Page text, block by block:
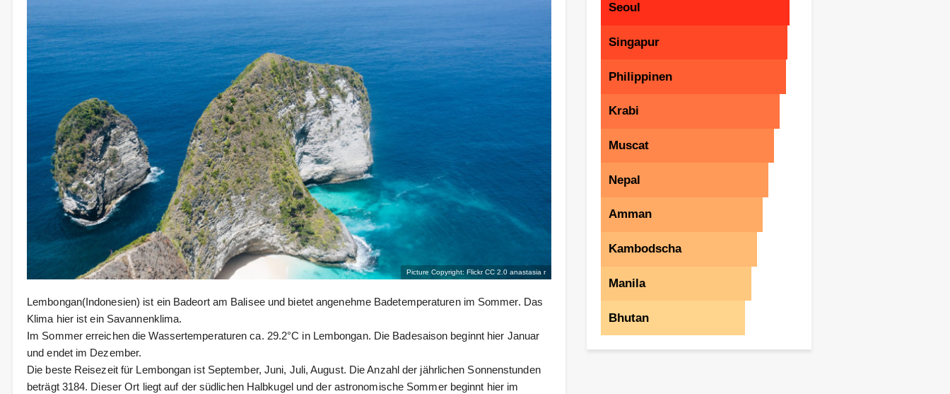
Picture Copyright: Flickr CC 2.0 anastasia r
Lembongan(Indonesien) ist ein Badeort am Balisee und bietet angenehme Badetemperaturen im Sommer. Das
Klima hier ist ein Savannenklima.
Im Sommer erreichen die Wassertemperaturen ca. 29.2°C in Lembongan. Die Badesaison beginnt hier Januar
und endet im Dezember.
Die beste Reisezeit für Lembongan ist September, Juni, Juli, August. Die Anzahl der jährlichen Sonnenstunden
beträgt 3184. Dieser Ort liegt auf der südlichen Halbkugel und der astronomische Sommer beginnt hier im
Seoul
Singapur
Philippinen
Krabi
Muscat
Nepal
Amman
Kambodscha
Manila
Bhutan